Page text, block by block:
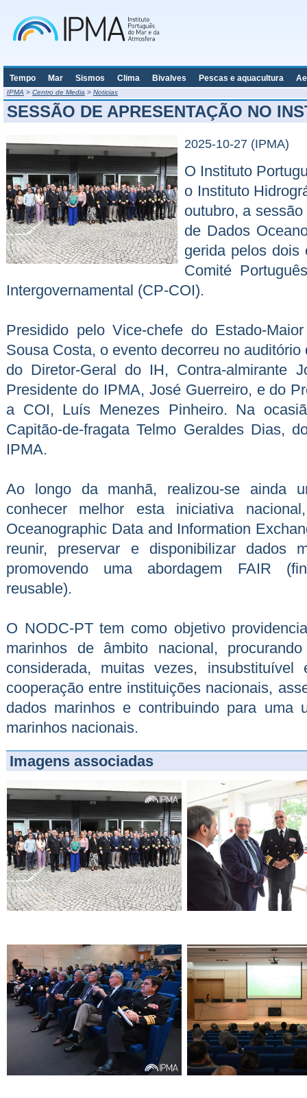
Tempo Mar Sismos Clima Bivalves Pescas e aquacultura
IPMA > Centro de Media > Noticias
SESSÃO DE APRESENTAÇÃO NO
2025-10-27 (IPMA)
O Instituto
o Instituto
outubro, a
de Dados
gerida pelos dois
Comité
Intergovernamental (CP-COI).
Presidido pelo Vice-chefe do Estado-
Sousa Costa, o evento decorreu no
do Diretor-Geral do IH, Contra-almirante
Presidente do IPMA, José Guerreiro, e do
a COI, Luís Menezes Pinheiro. Na
Capitão-de-fragata Telmo Geraldes Dias,
IPMA.
Ao longo da manhã, realizou-se ainda
conhecer melhor esta iniciativa
Oceanographic Data and Information
reunir, preservar e disponibilizar dados
promovendo uma abordagem FAIR
reusable).
O NODC-PT tem como objetivo
marinhos de âmbito nacional,
considerada, muitas vezes,
cooperação entre instituições nacionais,
dados marinhos e contribuindo para uma
marinhos nacionais.
Imagens associadas